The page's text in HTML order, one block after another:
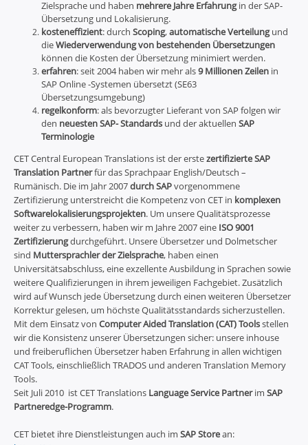
Zielsprache und haben mehrere Jahre Erfahrungin der SAP-
Übersetzung und Lokalisierung.
kosteneffizient: durch Scoping,automatische Verteilungund
dieWiederverwendung von bestehenden Übersetzungen
können die Kosten der Übersetzung minimiert werden.
erfahren: seit 2004 haben wir mehr als9 Millionen Zeilen in
SAP Online -Systemen übersetzt (SE63
Übersetzungsumgebung)
regelkonform: als bevorzugter Lieferant von SAP folgen wir
den neuesten SAP- Standards und der aktuellen SAP
Terminologie
CET Central European Translations ist der erstezertifizierte SAP
Translation Partnerfür das Sprachpaar English/Deutsch –
Rumänisch. Die im Jahr 2007durch SAPvorgenommene
Zertifizierung unterstreicht die Kompetenz von CET in komplexen
Softwarelokalisierungsprojekten. Um unsere Qualitätsprozesse
weiter zu verbessern, haben wir m Jahre 2007 eine ISO 9001
Zertifizierungdurchgeführt. Unsere Übersetzer und Dolmetscher
sind Muttersprachler der Zielsprache, haben einen
Universitätsabschluss, eine exzellente Ausbildung in Sprachen sowie
weitere Qualifizierungen in ihrem jeweiligen Fachgebiet. Zusätzlich
wird auf Wunsch jede Übersetzung durch einen weiteren Übersetzer
Korrektur gelesen, um höchste Qualitätsstandards sicherzustellen.
Mit dem Einsatz von Computer Aided Translation (CAT) Toolsstellen
wir die Konsistenz unserer Übersetzungen sicher: unsere inhouse
und freiberuflichen Übersetzer haben Erfahrung in allen wichtigen
CAT Tools, einschließlich TRADOS und anderen Translation Memory
Tools.
Seit Juli 2010 ist CET Translations Language Service Partnerim SAP
Partneredge-Programm.
CET bietet ihre Dienstleistungen auch im SAP Storean: